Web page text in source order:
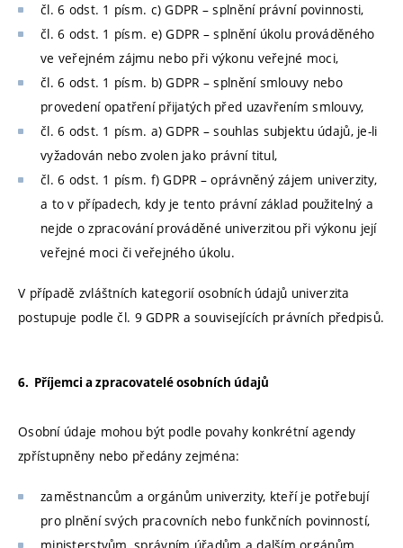
čl. 6 odst. 1 písm. c) GDPR – splnění právní povinnosti,
čl. 6 odst. 1 písm. e) GDPR – splnění úkolu prováděného
ve veřejném zájmu nebo při výkonu veřejné moci,
čl. 6 odst. 1 písm. b) GDPR – splnění smlouvy nebo
provedení opatření přijatých před uzavřením smlouvy,
čl. 6 odst. 1 písm. a) GDPR – souhlas subjektu údajů, je-li
vyžadován nebo zvolen jako právní titul,
čl. 6 odst. 1 písm. f) GDPR – oprávněný zájem univerzity,
a to v případech, kdy je tento právní základ použitelný a
nejde o zpracování prováděné univerzitou při výkonu její
veřejné moci či veřejného úkolu.
V případě zvláštních kategorií osobních údajů univerzita
postupuje podle čl. 9 GDPR a souvisejících právních předpisů.
6. Příjemci a zpracovatelé osobních údajů
Osobní údaje mohou být podle povahy konkrétní agendy
zpřístupněny nebo předány zejména:
zaměstnancům a orgánům univerzity, kteří je potřebují
pro plnění svých pracovních nebo funkčních povinností,